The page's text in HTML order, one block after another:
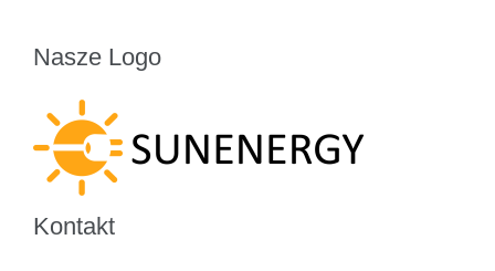
Nasze Logo
Kontakt